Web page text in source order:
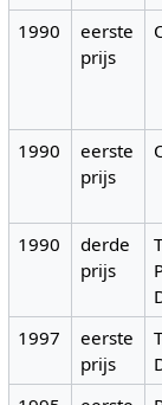
1990
eerste
prijs
1990
eerste
prijs
1990
derde
prijs
1997
eerste
prijs